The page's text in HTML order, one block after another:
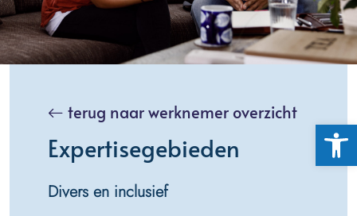
terug naar werknemer overzicht
Expertisegebieden
Divers en inclusief